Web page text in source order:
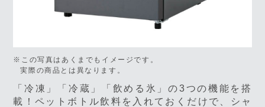
※この写真はあくまでもイメージです。
実際の商品とは異なります。
「冷凍」「冷蔵」「飲める氷」の3つの機能を搭
載！ペットボトル飲料を入れておくだけで、シャ